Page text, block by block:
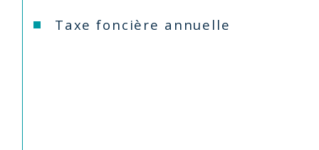
Taxe foncière annuelle